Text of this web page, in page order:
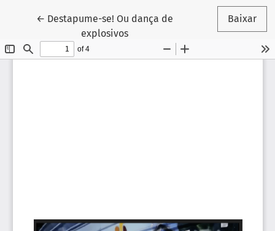
← Voltar aos Detalhes do Artigo
Destapume-se! Ou dança de
explosivos
Baixar